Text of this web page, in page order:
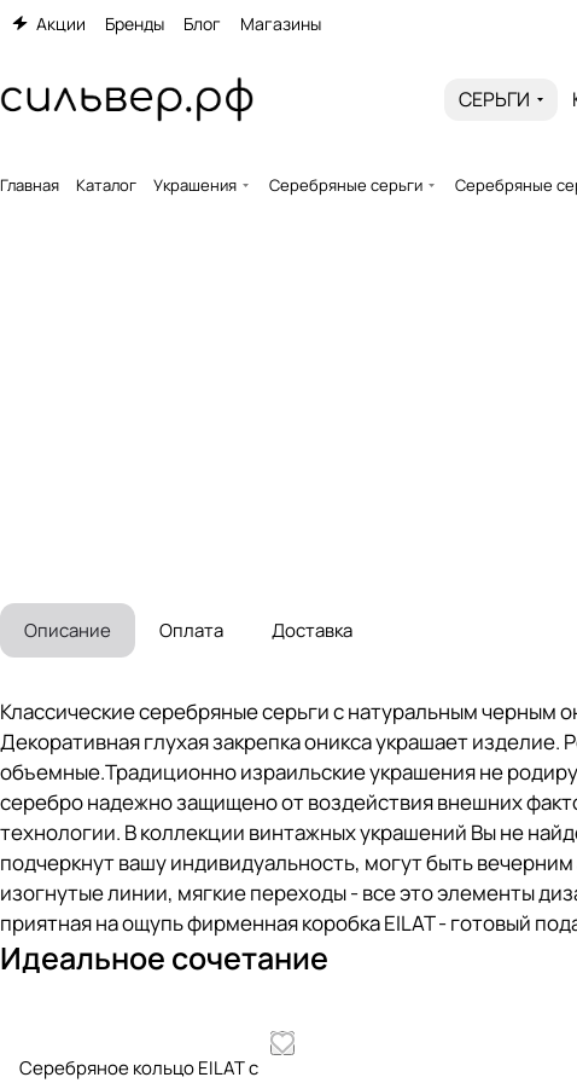
Акции Бренды Блог Магазины
СЕРЬГИ
Главная Каталог Украшения Серебряные серьги Серебряные
Описание Оплата Доставка
Классические серебряные серьги с натуральным
Декоративная глухая закрепка оникса украшает
объемные.Традиционно израильские украшения не
серебро надежно защищено от воздействия внешних
технологии. В коллекции винтажных украшений Вы не
подчеркнут вашу индивидуальность, могут быть
изогнутые линии, мягкие переходы - все это элементы
приятная на ощупь фирменная коробка EILAT - готовый
Идеальное сочетание
Серебряное кольцо EILAT с